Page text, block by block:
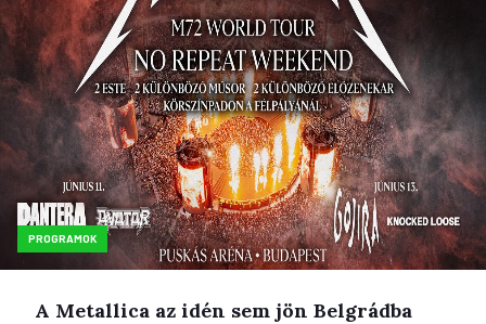
PROGRAMOK
A Metallica az idén sem jön Belgrádba